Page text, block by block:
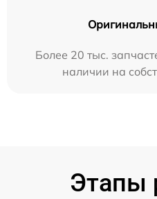
Более 20 тыс.
наличии на
Этапы